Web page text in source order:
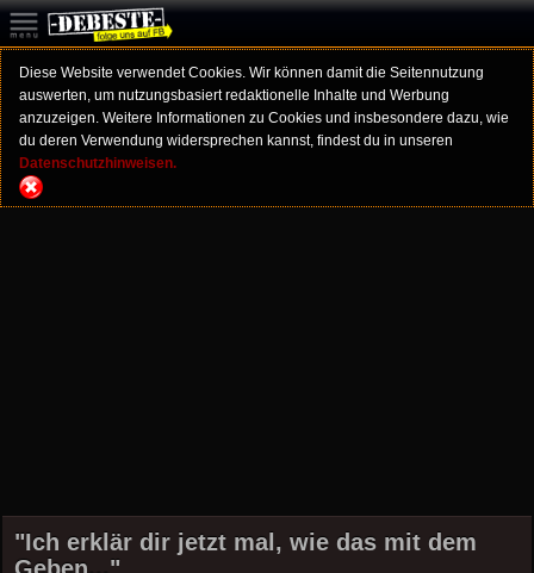
Diese Website verwendet Cookies. Wir können damit die Seitennutzung
auswerten, um nutzungsbasiert redaktionelle Inhalte und Werbung
anzuzeigen. Weitere Informationen zu Cookies und insbesondere dazu, wie
du deren Verwendung widersprechen kannst, findest du in unseren
Datenschutzhinweisen.
"Ich erklär dir jetzt mal, wie das mit dem